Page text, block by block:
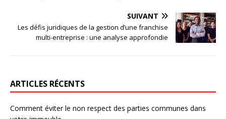
SUIVANT
Les défis juridiques de la gestion d’une franchise
multi-entreprise : une analyse approfondie
ARTICLES RÉCENTS
Comment éviter le non respect des parties communes dans